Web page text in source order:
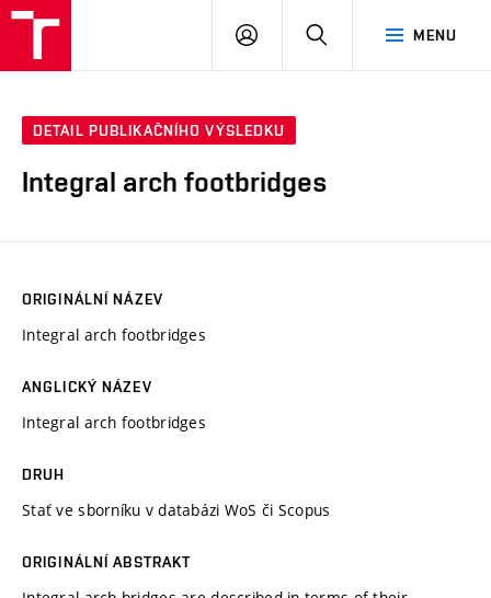
MENU
PŘIHLÁSIT
DETAIL PUBLIKAČNÍHO VÝSLEDKU
Integral arch footbridges
ORIGINÁLNÍ NÁZEV
Integral arch footbridges
ANGLICKÝ NÁZEV
Integral arch footbridges
DRUH
Stať ve sborníku v databázi WoS či Scopus
ORIGINÁLNÍ ABSTRAKT